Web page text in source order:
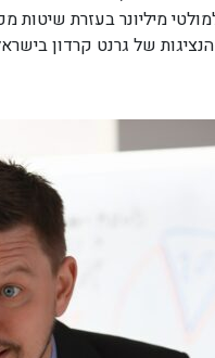
מיליונר בעזרת
של גרנט קרדון
אדיפיסינג אלית
צשחמי צש בליא, מנסוטו צמלח